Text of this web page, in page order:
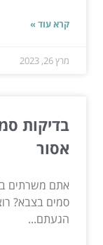
קרא עוד »
מרץ 26, 2023
בדיקות
אסור
אתם משרתים
סמים בצבא?
הגעתם...